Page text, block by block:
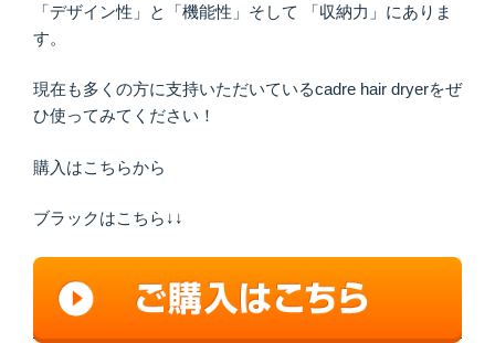
「デザイン性」と「機能性」そして 「収納力」にありま
す。
現在も多くの方に支持いただいているcadre hair dryerをぜ
ひ使ってみてください！
購入はこちらから
ブラックはこちら↓↓